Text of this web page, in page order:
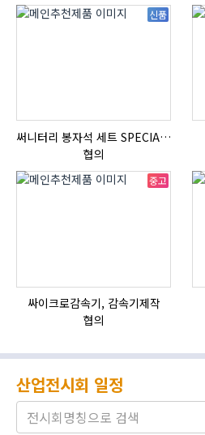
신품
써니터리 봉자석 세트 SPECIAL , 봉자석 , 자석봉 , 호퍼용자석 , 전자석
협의
중고
싸이크로감속기, 감속기제작
협의
산업전시회 일정